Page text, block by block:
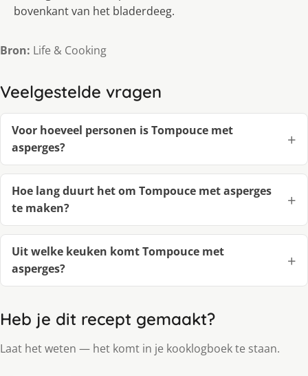
bovenkant van het bladerdeeg.
Bron: Life & Cooking
Veelgestelde vragen
Voor hoeveel personen is Tompouce met
asperges?
Hoe lang duurt het om Tompouce met asperges
te maken?
Uit welke keuken komt Tompouce met
asperges?
Heb je dit recept gemaakt?
Laat het weten — het komt in je kooklogboek te staan.